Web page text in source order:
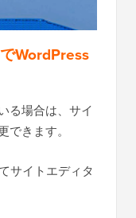
WordPress
る場合は、サイ
できます。
サイトエディタ